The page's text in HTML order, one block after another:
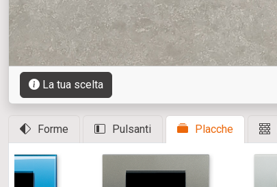
La tua scelta
Forme Pulsanti Placche